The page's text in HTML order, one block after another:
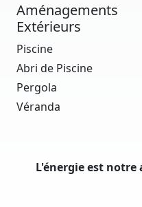
Aménagements
Extérieurs
Piscine
Abri de Piscine
Pergola
Véranda
L'énergie est notre